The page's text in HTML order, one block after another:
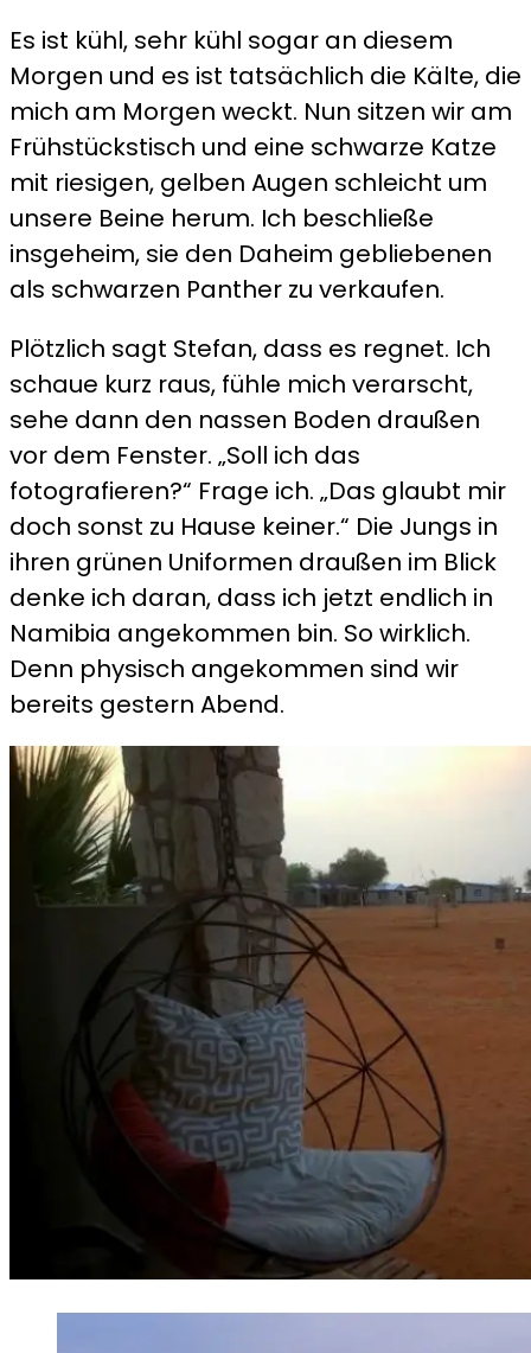
Es ist kühl, sehr kühl sogar an diesem
Morgen und es ist tatsächlich die Kälte, die
mich am Morgen weckt. Nun sitzen wir am
Frühstückstisch und eine schwarze Katze
mit riesigen, gelben Augen schleicht um
unsere Beine herum. Ich beschließe
insgeheim, sie den Daheim gebliebenen
als schwarzen Panther zu verkaufen.
Plötzlich sagt Stefan, dass es regnet. Ich
schaue kurz raus, fühle mich verarscht,
sehe dann den nassen Boden draußen
vor dem Fenster. „Soll ich das
fotografieren?“ Frage ich. „Das glaubt mir
doch sonst zu Hause keiner.“ Die Jungs in
ihren grünen Uniformen draußen im Blick
denke ich daran, dass ich jetzt endlich in
Namibia angekommen bin. So wirklich.
Denn physisch angekommen sind wir
bereits gestern Abend.